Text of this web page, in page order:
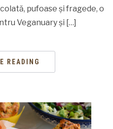
pufoase și fragede, o
Veganuary și […]
READING